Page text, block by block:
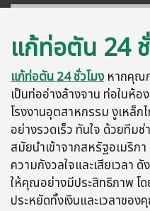
แก้ท่อตัน 24
แก้ท่อตัน 24 ชั่วโมง หากคุณ
เป็นท่ออ่างล้างจาน ท่อในห้
โรงงานอุตสาหกรรม งูเหล็
อย่างรวดเร็ว ทันใจ ด้วยทีม
สมัยนำเข้าจากสหรัฐอเมริก
ความกังวลใจและเสียเวลา
ให้คุณอย่างมีประสิทธิภาพ โ
ประหยัดทั้งเงินและเวลาของ